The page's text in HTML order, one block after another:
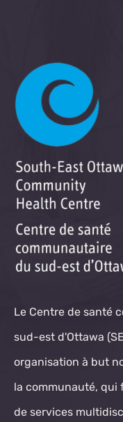
Le Centre de santé
sud-est d'Ottawa
organisation à but
la communauté, qui
de services